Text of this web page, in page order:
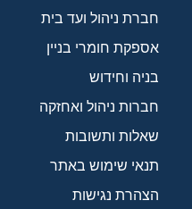
חברת ניהול ועד בית
אספקת חומרי בניין
בניה וחידוש
חברות ניהול ואחזקה
שאלות ותשובות
תנאי שימוש באתר
הצהרת נגישות